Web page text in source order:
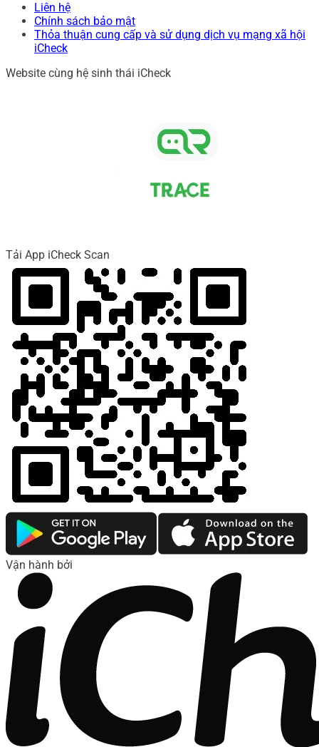
Liên hệ
Chính sách bảo mật
Thỏa thuận cung cấp và sử dụng dịch vụ mạng xã hội
iCheck
Website cùng hệ sinh thái iCheck
Tải App iCheck Scan
Vận hành bởi